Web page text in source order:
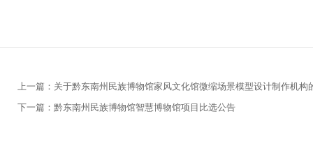
上一篇：关于黔东南州民族博物馆家风文化馆微缩场景模型设计制作机构
下一篇：黔东南州民族博物馆智慧博物馆项目比选公告